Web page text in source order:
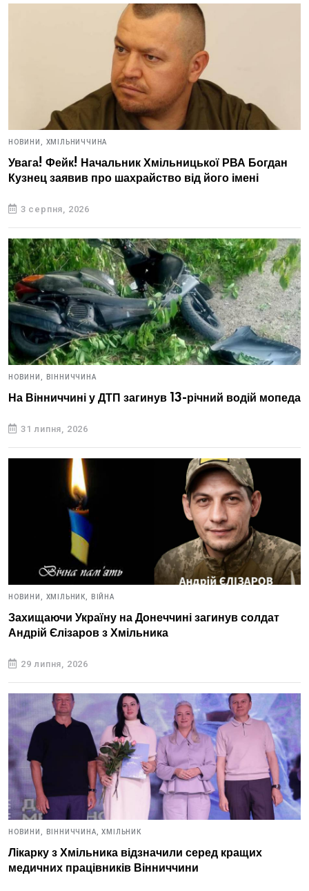
НОВИНИ, ХМІЛЬНИЧЧИНА
Увага! Фейк! Начальник Хмільницької РВА Богдан
Кузнец заявив про шахрайство від його імені
3 серпня, 2026
НОВИНИ, ВІННИЧЧИНА
На Вінниччині у ДТП загинув 13-річний водій мопеда
31 липня, 2026
НОВИНИ, ХМІЛЬНИК, ВІЙНА
Захищаючи Україну на Донеччині загинув солдат
Андрій Єлізаров з Хмільника
29 липня, 2026
НОВИНИ, ВІННИЧЧИНА, ХМІЛЬНИК
Лікарку з Хмільника відзначили серед кращих
медичних працівників Вінниччини